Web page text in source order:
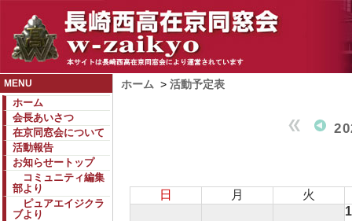
MENU
ホーム
会長あいさつ
在京同窓会について
活動報告
お知らせートップ
コミュニティ編集
部より
ピュアエイジクラ
ブより
ホーム > 活動予定表
日 月
火
1